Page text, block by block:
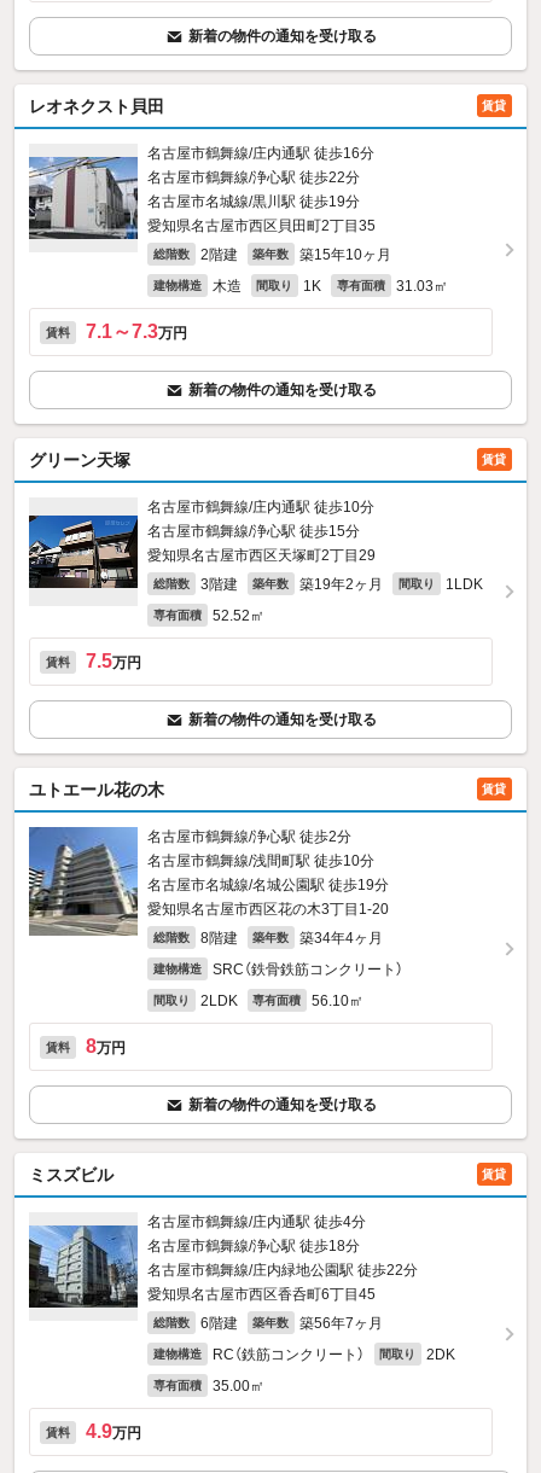
新着の物件の通知を受け取る
レオネクスト貝田 賃貸
名古屋市鶴舞線/庄内通駅 徒歩16分
名古屋市鶴舞線/浄心駅 徒歩22分
名古屋市名城線/黒川駅 徒歩19分
愛知県名古屋市西区貝田町2丁目35
総階数 2階建 築年数 築15年10ヶ月
建物構造 木造 間取り 1K 専有面積 31.03㎡
賃料 7.1～7.3万円
新着の物件の通知を受け取る
グリーン天塚 賃貸
名古屋市鶴舞線/庄内通駅 徒歩10分
名古屋市鶴舞線/浄心駅 徒歩15分
愛知県名古屋市西区天塚町2丁目29
総階数 3階建 築年数 築19年2ヶ月 間取り 1LDK
専有面積 52.52㎡
賃料 7.5万円
新着の物件の通知を受け取る
ユトエール花の木 賃貸
名古屋市鶴舞線/浄心駅 徒歩2分
名古屋市鶴舞線/浅間町駅 徒歩10分
名古屋市名城線/名城公園駅 徒歩19分
愛知県名古屋市西区花の木3丁目1-20
総階数 8階建 築年数 築34年4ヶ月
建物構造 SRC（鉄骨鉄筋コンクリート）
間取り 2LDK 専有面積 56.10㎡
賃料 8万円
新着の物件の通知を受け取る
ミスズビル 賃貸
名古屋市鶴舞線/庄内通駅 徒歩4分
名古屋市鶴舞線/浄心駅 徒歩18分
名古屋市鶴舞線/庄内緑地公園駅 徒歩22分
愛知県名古屋市西区香呑町6丁目45
総階数 6階建 築年数 築56年7ヶ月
建物構造 RC（鉄筋コンクリート） 間取り 2DK
専有面積 35.00㎡
賃料 4.9万円